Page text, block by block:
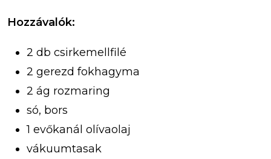
Hozzávalók:
2 db csirkemellfilé
2 gerezd fokhagyma
2 ág rozmaring
só, bors
1 evőkanál olívaolaj
vákuumtasak